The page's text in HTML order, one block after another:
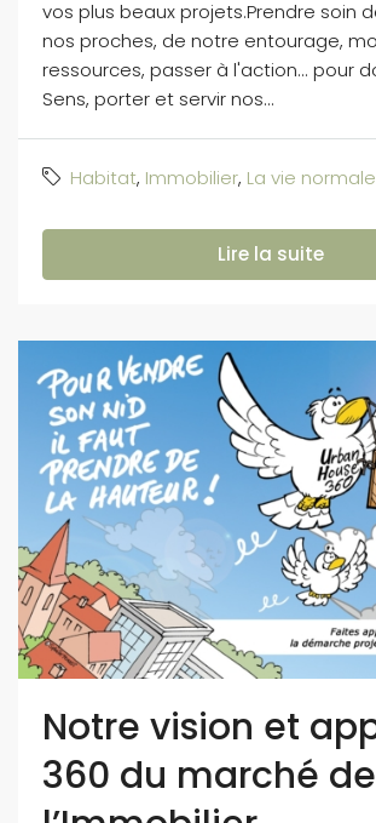
vos plus beaux projets.Prendre soin
nos proches, de notre entourage,
ressources, passer à l'action... pour
Sens, porter et servir nos...
Habitat, Immobilier, La vie normale
Lire la suite
Notre vision et
360 du marché de